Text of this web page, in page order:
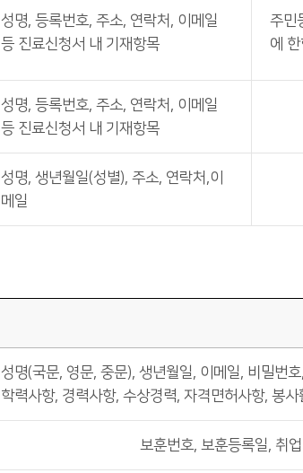
성명, 등록번호, 주소, 연락처, 이메일
등 진료신청서 내 기재항목
주민
에 한
성명, 등록번호, 주소, 연락처, 이메일
등 진료신청서 내 기재항목
성명, 생년월일(성별), 주소, 연락처,이
메일
성명(국문, 영문, 중문), 생년월일, 이메일, 비밀번
학력사항, 경력사항, 수상경력, 자격면허사항, 봉
보훈번호, 보훈등록일, 취